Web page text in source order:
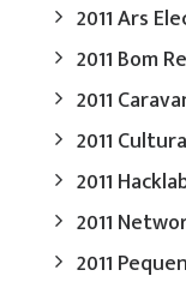
2011 Ars
2011 Bom
2011
2011
2011
2011
2011